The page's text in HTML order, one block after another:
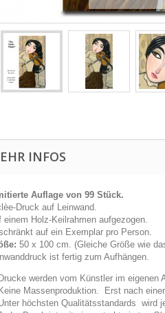
INFOS
Auflage von 99 Stück.
Druck auf Leinwand.
einem Holz-Keilrahmen aufgezogen.
auf ein Exemplar pro Person.
50 x 100 cm. (Gleiche Größe wie
ist fertig zum Aufhängen.
Drucke werden vom Künstler im eigenen
Keine Massenproduktion. Erst nach
höchsten Qualitätsstandards wird